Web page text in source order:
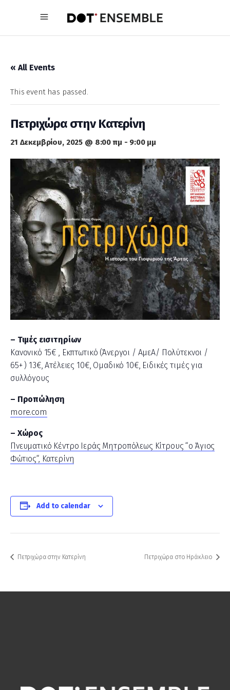
« All Events
This event has passed.
Πετριχώρα στην Κατερίνη
21 Δεκεμβρίου, 2025 @ 8:00 πμ- 9:00 μμ
– Τιμές εισιτηρίων
Κανονικό 15€ , Εκπτωτικό (Άνεργοι / ΑμεΑ/ Πολύτεκνοι /
65+ ) 13€, Ατέλειες 10€, Ομαδικό 10€, Ειδικές τιμές για
συλλόγους
– Προπώληση
more.com
– Χώρος
Πνευματικό Κέντρο Ιεράς Μητροπόλεως Κίτρους “ο Άγιος
Φώτιος“, Κατερίνη
Add to calendar
Πετριχώρα στην Κατερίνη Πετριχώρα στο Ηράκλειο